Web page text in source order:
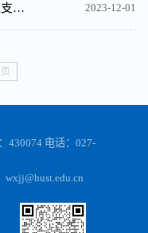
网络与信息化办公室党总支及各党支部情况简介 2023-12-01
430074 电话：027-
wxjj@hust.edu.cn